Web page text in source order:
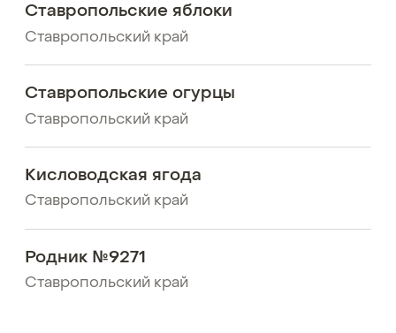
Ставропольский край
Ставропольские яблоки
Ставропольский край
Ставропольские огурцы
Ставропольский край
Кисловодская ягода
Ставропольский край
Родник №9271